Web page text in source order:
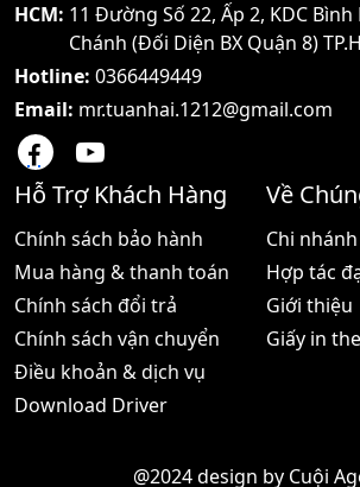
HCM: 11 Đường Số 22, Ấp 2, KDC
Chánh (Đối Diện BX Quận 8)
Hotline: 0366449449
Email: mr.tuanhai.1212@gmail.com
Hỗ Trợ Khách Hàng
Chính sách bảo hành
Mua hàng & thanh toán
Chính sách đổi trả
Chính sách vận chuyển
Điều khoản & dịch vụ
Download Driver
Về
Chi nhánh
Hợp tác
Giới thiệu
Giấy in
@2024 design by Cuội